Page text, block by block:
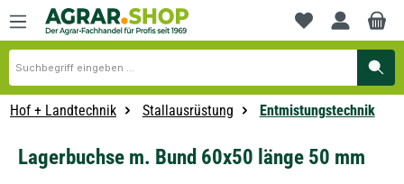
springen
Du hast 0
Hof + Landtechnik Stallausrüstung Entmistungstechnik
Lagerbuchse m. Bund 60x50 länge 50 mm